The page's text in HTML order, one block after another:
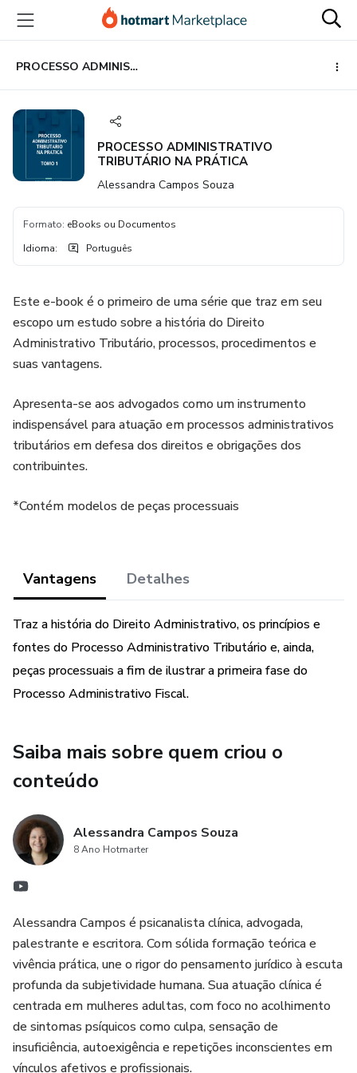
para
conteúdo
principal
para
pagamento
para
rodapé
PROCESSO ADMINISTRATIVO TRIBUTÁRIO NA PRÁTICA
PROCESSO ADMINISTRATIVO
TRIBUTÁRIO NA PRÁTICA
Alessandra Campos Souza
Formato: eBooks ou Documentos
Idioma: Português
Este e-book é o primeiro de uma série que traz em seu
escopo um estudo sobre a história do Direito
Administrativo Tributário, processos, procedimentos e
suas vantagens.
Apresenta-se aos advogados como um instrumento
indispensável para atuação em processos administrativos
tributários em defesa dos direitos e obrigações dos
contribuintes.
*Contém modelos de peças processuais
Vantagens Detalhes
Traz a história do Direito Administrativo, os princípios e
fontes do Processo Administrativo Tributário e, ainda,
peças processuais a fim de ilustrar a primeira fase do
Processo Administrativo Fiscal.
Saiba mais sobre quem criou o
conteúdo
Alessandra Campos Souza
8 Ano Hotmarter
Alessandra Campos é psicanalista clínica, advogada,
palestrante e escritora. Com sólida formação teórica e
vivência prática, une o rigor do pensamento jurídico à escuta
profunda da subjetividade humana. Sua atuação clínica é
centrada em mulheres adultas, com foco no acolhimento
de sintomas psíquicos como culpa, sensação de
insuficiência, autoexigência e repetições inconscientes em
vínculos afetivos e profissionais.